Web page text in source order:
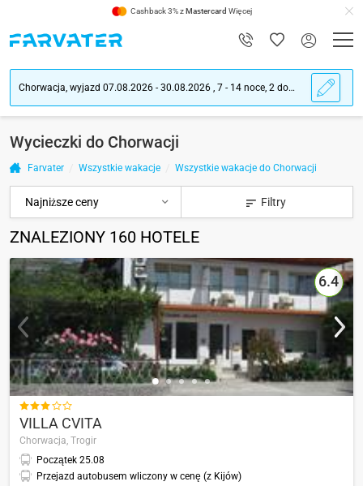
Cashback 3% zMastercard Więcej
Chorwacja, wyjazd 07.08.2026 - 30.08.2026 , 7 - 14 noce, 2 dorośli ludzie
Wycieczki do Chorwacji
Farvater Wszystkie wakacje Wszystkie wakacje do Chorwacji
Filtry
ZNALEZIONY 160 HOTELE
6.4

VILLA CVITA
Chorwacja, Trogir
Początek 25.08
Przejazd autobusem wliczony w cenę (z Kijów)